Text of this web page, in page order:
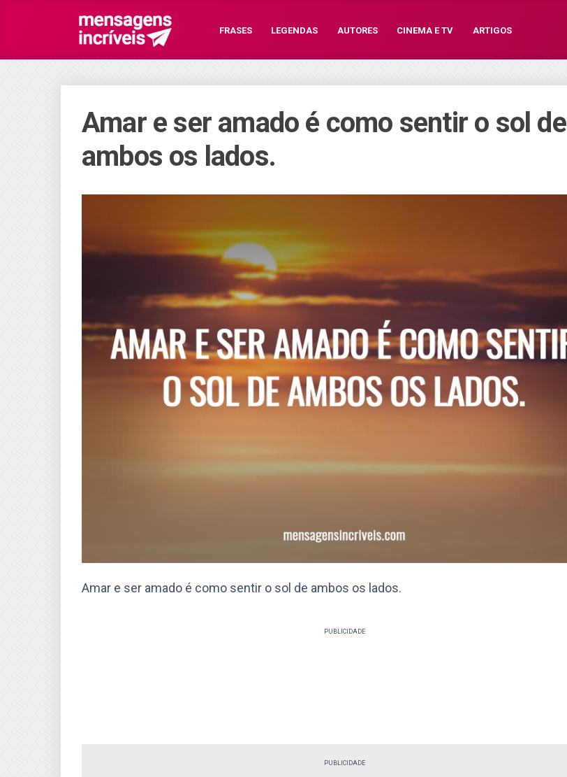
FRASES LEGENDAS AUTORES CINEMA E TV ARTIGOS
Amar e ser amado é como sentir o sol de
ambos os lados.
Amar e ser amado é como sentir o sol de ambos os lados.
PUBLICIDADE
PUBLICIDADE